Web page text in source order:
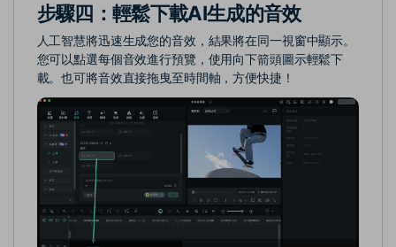
步驟四：輕鬆下載AI生成的音效
人工智慧將迅速生成您的音效，結果將在同一視窗中顯示。
您可以點選每個音效進行預覽，使用向下箭頭圖示輕鬆下
載。也可將音效直接拖曳至時間軸，方便快捷！